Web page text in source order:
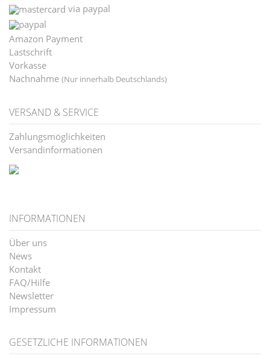
via paypal
Amazon Payment
Lastschrift
Vorkasse
Nachnahme (Nur innerhalb Deutschlands)
VERSAND & SERVICE
Zahlungsmöglichkeiten
Versandinformationen
INFORMATIONEN
Über uns
News
Kontakt
FAQ/Hilfe
Newsletter
Impressum
GESETZLICHE INFORMATIONEN